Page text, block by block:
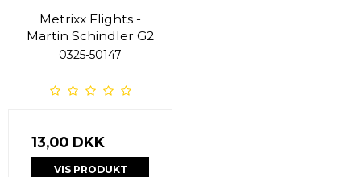
Metrixx Flights -
Martin Schindler G2
0325-50147
13,00 DKK
VIS PRODUKT